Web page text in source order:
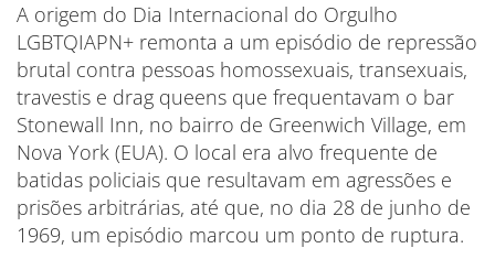
A origem do Dia Internacional do Orgulho
LGBTQIAPN+ remonta a um episódio de repressão
brutal contra pessoas homossexuais, transexuais,
travestis e drag queens que frequentavam o bar
Stonewall Inn, no bairro de Greenwich Village, em
Nova York (EUA). O local era alvo frequente de
batidas policiais que resultavam em agressões e
prisões arbitrárias, até que, no dia 28 de junho de
1969, um episódio marcou um ponto de ruptura.